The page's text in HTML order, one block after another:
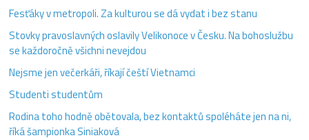
Fesťáky v metropoli. Za kulturou se dá vydat i bez stanu
Stovky pravoslavných oslavily Velikonoce v Česku. Na bohoslužbu
se každoročně všichni nevejdou
Nejsme jen večerkáři, říkají čeští Vietnamci
Studenti studentům
Rodina toho hodně obětovala, bez kontaktů spoléháte jen na ni,
říká šampionka Siniaková